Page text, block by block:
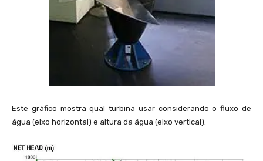
Este gráfico mostra qual turbina usar considerando o fluxo de
água (eixo horizontal) e altura da água (eixo vertical).